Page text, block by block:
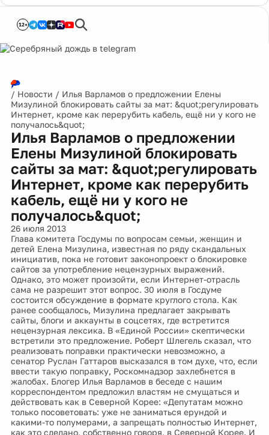
12+
/ Новости / Илья Варламов о предложении Елены
Мизулиной блокировать сайты за мат: &quot;регулировать
Интернет, кроме как перерубить кабель, ещё ни у кого не
получалось&quot;
Илья Варламов о предложении
Елены Мизулиной блокировать
сайты за мат: &quot;регулировать
Интернет, кроме как перерубить
кабель, ещё ни у кого не
получалось&quot;
26 июля 2013
Глава комитета Госдумы по вопросам семьи, женщин и
детей Елена Мизулина, известная по ряду скандальных
инициатив, пока не готовит законопроект о блокировке
сайтов за употребление нецензурных выражений.
Однако, это может произойти, если Интернет-отрасль
сама не разрешит этот вопрос. 30 июля в Госдуме
состоится обсуждение в формате круглого стола. Как
ранее сообщалось, Мизулина предлагает закрывать
сайты, блоги и аккаунты в соцсетях, где встретится
нецензурная лексика. В «Единой России» скептически
встретили это предложение. Роберт Шлегель сказал, что
реализовать поправки практически невозможно, а
сенатор Руслан Гаттаров высказался в том духе, что, если
ввести такую поправку, Роскомнадзор захлебнется в
жалобах. Блогер Илья Варламов в беседе с нашим
корреспондентом предложил властям не смущаться и
действовать как в Северной Корее: «Депутатам можно
только посоветовать: уже не заниматься ерундой и
какими-то полумерами, а запрещать полностью Интернет,
как это сделано, собственно говоря, в Северной Корее. И